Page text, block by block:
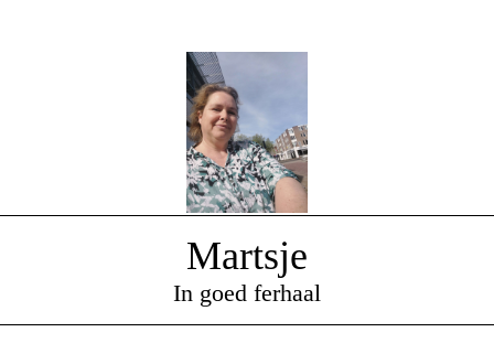
Martsje
In goed ferhaal